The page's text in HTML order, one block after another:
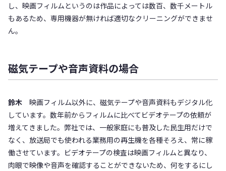
し、映画フィルムというのは作品によっては数百、数千メートル
もあるため、専用機器が無ければ適切なクリーニングができませ
ん。
磁気テープや音声資料の場合
鈴木 映画フィルム以外に、磁気テープや音声資料もデジタル化
しています。数年前からフィルムに比べてビデオテープの依頼が
増えてきました。弊社では、一般家庭にも普及した民生用だけで
なく、放送局でも使われる業務用の再生機を各種そろえ、常に稼
働させています。ビデオテープの検査は映画フィルムと異なり、
肉眼で映像や音声を確認することができないため、何をするにし